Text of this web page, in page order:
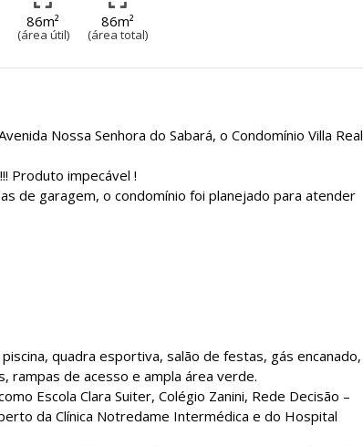
86m²
(área útil)
86m²
(área total)
Nossa Senhora do Sabará, o Condomínio Villa Real
Produto impecável !
de garagem, o condomínio foi planejado para atender
quadra esportiva, salão de festas, gás encanado,
rampas de acesso e ampla área verde.
Escola Clara Suiter, Colégio Zanini, Rede Decisão –
da Clínica Notredame Intermédica e do Hospital